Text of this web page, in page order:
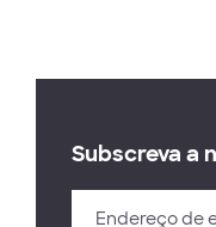
Subscreva a